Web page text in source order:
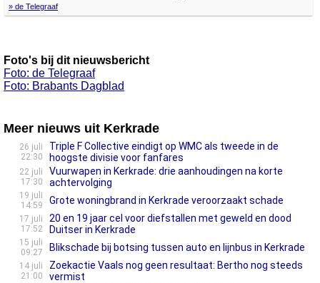
» de Telegraaf
Foto's bij dit nieuwsbericht
Foto: de Telegraaf
Foto: Brabants Dagblad
Meer nieuws uit Kerkrade
26 juli
22:30
Triple F Collective eindigt op WMC als tweede in de
hoogste divisie voor fanfares
22 juli
17:30
Vuurwapen in Kerkrade: drie aanhoudingen na korte
achtervolging
19 juli
14:59
Grote woningbrand in Kerkrade veroorzaakt schade
17 juli
17:52
20 en 19 jaar cel voor diefstallen met geweld en dood
Duitser in Kerkrade
15 juli
09:27
Blikschade bij botsing tussen auto en lijnbus in Kerkrade
14 juli
21:00
Zoekactie Vaals nog geen resultaat: Bertho nog steeds
vermist